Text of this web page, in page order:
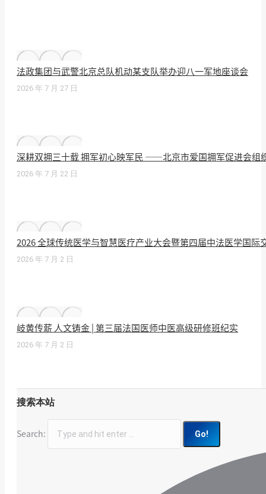
法政集团与武警北京总队机动某支队举办迎八一军地座谈会
2026 年 7 月 27 日
深耕双拥三十载 拥军初心映军民 ——北京市爱国拥军促进会组
2026 年 7 月 22 日
2026 全球传统医学与智慧医疗产业大会暨第四届中法医学国际
2026 年 7 月 2 日
岐黄传薪 人文铸金 | 第三届法国医师中医高级研修班纪实
2026 年 7 月 2 日
搜索本站
Search: